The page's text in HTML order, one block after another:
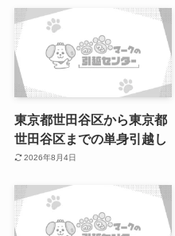
東京都世田谷区から東京都
世田谷区までの単身引越し
2026年8月4日